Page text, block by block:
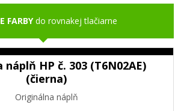
FARBYdo rovnakej tlačiarne
HP č. 303 (T6N02AE)
(čierna)
Originálna náplň